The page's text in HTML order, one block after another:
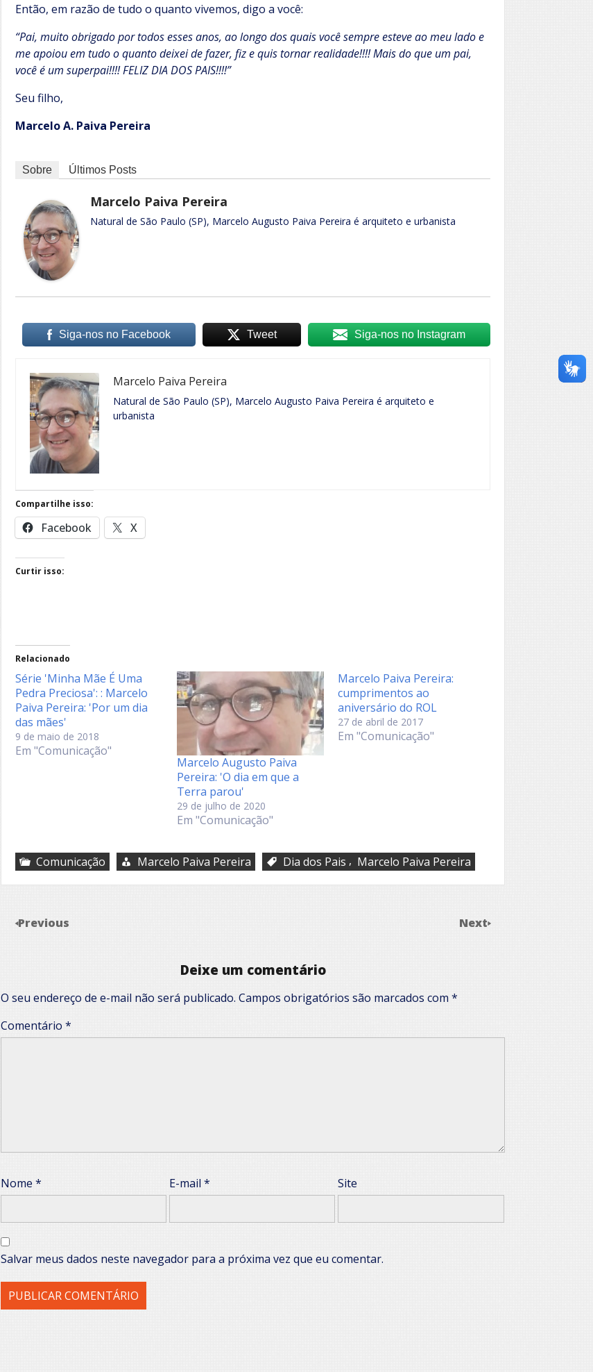
Então, em razão de tudo o quanto vivemos, digo a você:
“Pai, muito obrigado por todos esses anos, ao longo dos quais você sempre esteve ao meu lado e
me apoiou em tudo o quanto deixei de fazer, fiz e quis tornar realidade!!!! Mais do que um pai,
você é um superpai!!!! FELIZ DIA DOS PAIS!!!!”
Seu filho,
Marcelo A. Paiva Pereira
Sobre Últimos Posts
Marcelo Paiva Pereira
Natural de São Paulo (SP), Marcelo Augusto Paiva Pereira é arquiteto e urbanista
Siga-nos no Facebook Tweet Siga-nos no Instagram
Marcelo Paiva Pereira
Natural de São Paulo (SP), Marcelo Augusto Paiva Pereira é arquiteto e
urbanista
Compartilhe isso:
Facebook X
Curtir isso:
Relacionado
Série 'Minha Mãe É Uma
Pedra Preciosa': : Marcelo
Paiva Pereira: 'Por um dia
das mães'
9 de maio de 2018
Em "Comunicação"
Marcelo Augusto Paiva
Pereira: 'O dia em que a
Terra parou'
29 de julho de 2020
Em "Comunicação"
Marcelo Paiva Pereira:
cumprimentos ao
aniversário do ROL
27 de abril de 2017
Em "Comunicação"
Comunicação Marcelo Paiva Pereira Dia dos Pais , Marcelo Paiva Pereira
Previous Next
Deixe um comentário
O seu endereço de e-mail não será publicado. Campos obrigatórios são marcados com *
Comentário *
Nome * E-mail* Site
Salvar meus dados neste navegador para a próxima vez que eu comentar.